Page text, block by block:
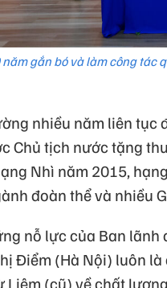
năm gắn bó và làm công tác
nhiều năm liên tục
Chủ tịch nước tặng
Nhì năm 2015,
đoàn thể và nhiều
nỗ lực của Ban
Điểm (Hà Nội) luôn
Liêm (cũ) về chất